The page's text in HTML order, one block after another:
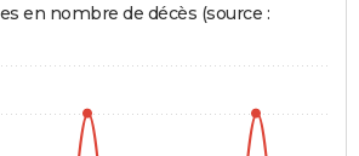
en nombre de décès (source :